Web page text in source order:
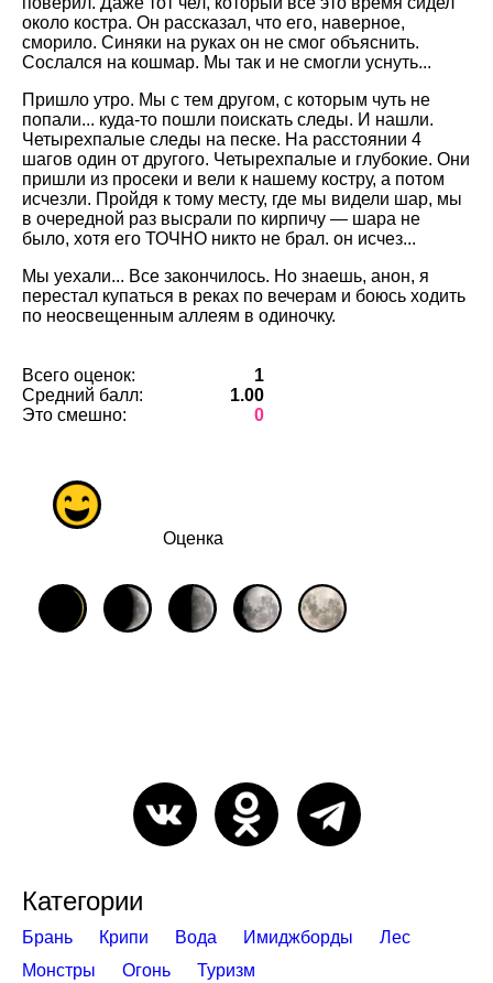
около костра. Он рассказал, что его, наверное,
сморило. Синяки на руках он не смог объяснить.
Сослался на кошмар. Мы так и не смогли уснуть...
Пришло утро. Мы с тем другом, с которым чуть не
попали... куда-то пошли поискать следы. И нашли.
Четырехпалые следы на песке. На расстоянии 4
шагов один от другого. Четырехпалые и глубокие. Они
пришли из просеки и вели к нашему костру, а потом
исчезли. Пройдя к тому месту, где мы видели шар, мы
в очередной раз высрали по кирпичу — шара не
было, хотя его ТОЧНО никто не брал. он исчез...
Мы уехали... Все закончилось. Но знаешь, анон, я
перестал купаться в реках по вечерам и боюсь ходить
по неосвещенным аллеям в одиночку.
Всего оценок:
1
Средний балл:
1.00
Это смешно:
0
Оценка
Категории
Брань Крипи Вода Имиджборды
Лес
Монстры
Огонь Туризм